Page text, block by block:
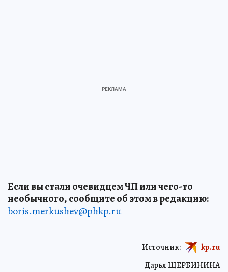
Если вы стали очевидцем ЧП или чего-то
необычного, сообщите об этом в редакцию:
boris.merkushev@phkp.ru
Дарья ЩЕРБИНИНА
Источник: kp.ru